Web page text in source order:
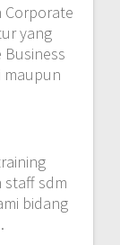
Corporate
yang
maupun
staff sdm
bidang